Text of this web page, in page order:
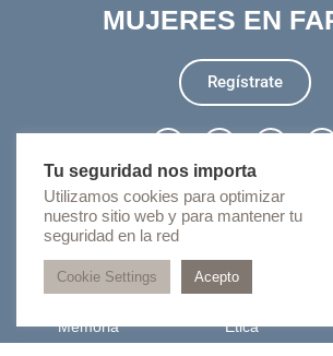
MUJERES EN
Regístrate
L
n
e
d
i
-
n
I
s
a
g
m
T
t
e
Y
info@mujeresenfarma.com
Memoria
Ética
Tu seguridad nos importa
Utilizamos cookies para optimizar
nuestro sitio web y para mantener tu
seguridad en la red
Cookie Settings Acepto